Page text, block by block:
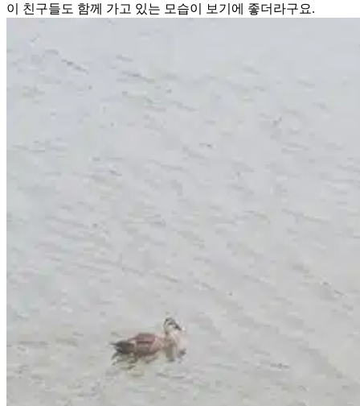
이 친구들도 함께 가고 있는 모습이 보기에 좋더라구요.